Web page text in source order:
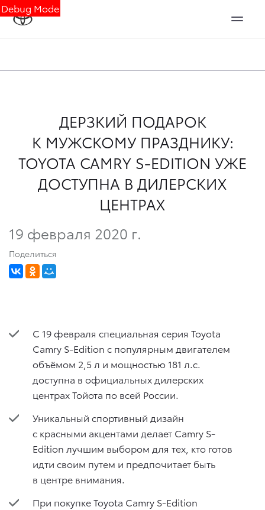
Debug Mode
ДЕРЗКИЙ ПОДАРОК
К МУЖСКОМУ ПРАЗДНИКУ:
TOYOTA CAMRY S-EDITION УЖЕ
ДОСТУПНА В ДИЛЕРСКИХ
ЦЕНТРАХ
19 февраля 2020 г.
Поделиться
С 19 февраля специальная серия Toyota
Camry S-Edition с популярным двигателем
объёмом 2,5 л и мощностью 181 л.с.
доступна в официальных дилерских
центрах Тойота по всей России.
Уникальный спортивный дизайн
с красными акцентами делает Camry S-
Edition лучшим выбором для тех, кто готов
идти своим путем и предпочитает быть
в центре внимания.
При покупке Toyota Camry S-Edition